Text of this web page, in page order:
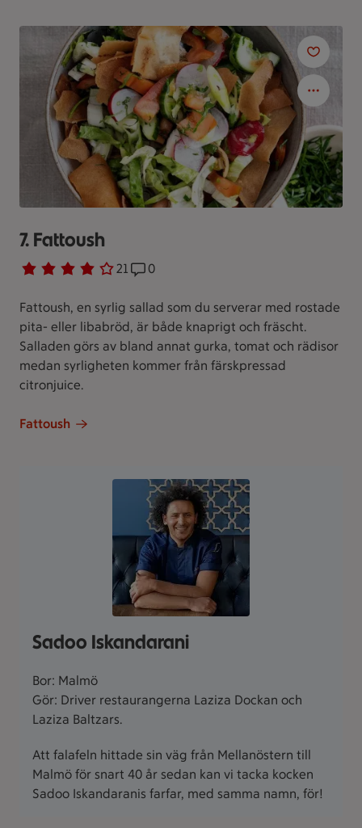
7. Fattoush
Betyg 3.8 av 5. 21
21 personer har röstatReceptet har 0 kommentarer
0
Fattoush, en syrlig sallad som du serverar med rostade
pita- eller libabröd, är både knaprigt och fräscht.
Salladen görs av bland annat gurka, tomat och rädisor
medan syrligheten kommer från färskpressad
citronjuice.
Fattoush
Sadoo Iskandarani
Bor: Malmö
Gör: Driver restaurangerna Laziza Dockan och
Laziza Baltzars.
Att falafeln hittade sin väg från Mellanöstern till
Malmö för snart 40 år sedan kan vi tacka kocken
Sadoo Iskandaranis farfar, med samma namn, för!